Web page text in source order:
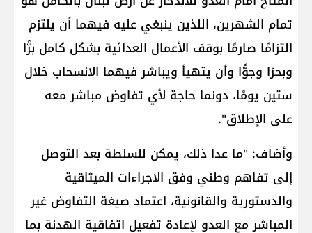
تمام الشهرين، اللذين ينبغي عليه فيهما أن يلتزم
التزامًا صارمًا بوقف الأعمال العدائية بشكل كامل برًّا
وبحرًا وجوًّا وأن يتهيأ ويباشر فيهما الانسحاب خلال
ستين يومًا، دونما حاجة لأي تفاوض مباشر معه
على الإطلاق".
وأضاف: "ما عدا ذلك، يمكن للسلطة بعد التوصل
إلى تفاهم وطني وفق الاجراءات الميثاقية
والدستورية والقانونية، اعتماد صيغة التفاوض غير
المباشر مع العدو لإعادة تفعيل اتفاقية الهدنة بما